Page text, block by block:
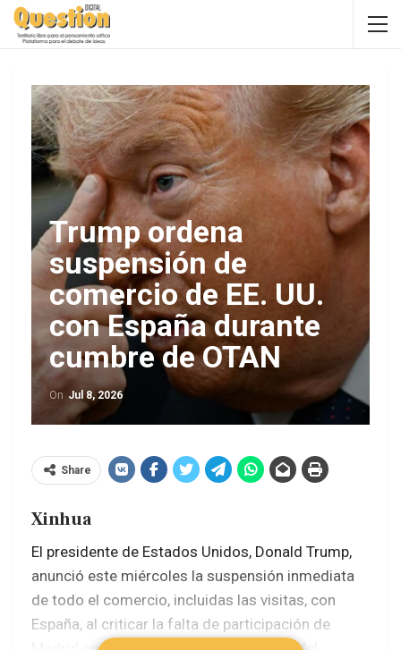
Trump ordena
suspensión de
comercio de EE. UU.
con España durante
cumbre de OTAN
On Jul 8, 2026
Share
Xinhua
El presidente de Estados Unidos, Donald Trump,
anunció este miércoles la suspensión inmediata
de todo el comercio, incluidas las visitas, con
España, al criticar la falta de participación de